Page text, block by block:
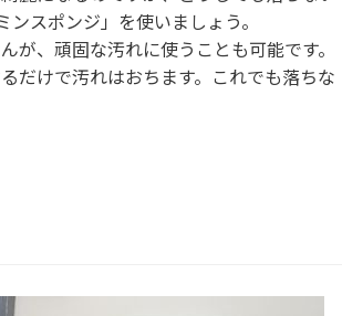
スポンジ」を使いましょう。
、頑固な汚れに使うことも可能です。
だけで汚れはおちます。これでも落ちな